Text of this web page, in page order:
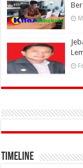
Timeline